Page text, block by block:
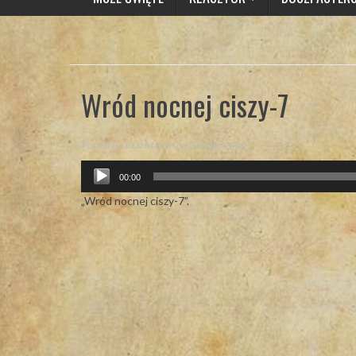
Wród nocnej ciszy-7
Posted ByBrat Marcin on 2 lutego 2016
Odtwarzacz
plików
dźwiękowych
00:00
„Wród nocnej ciszy-7”.
Post
navigation